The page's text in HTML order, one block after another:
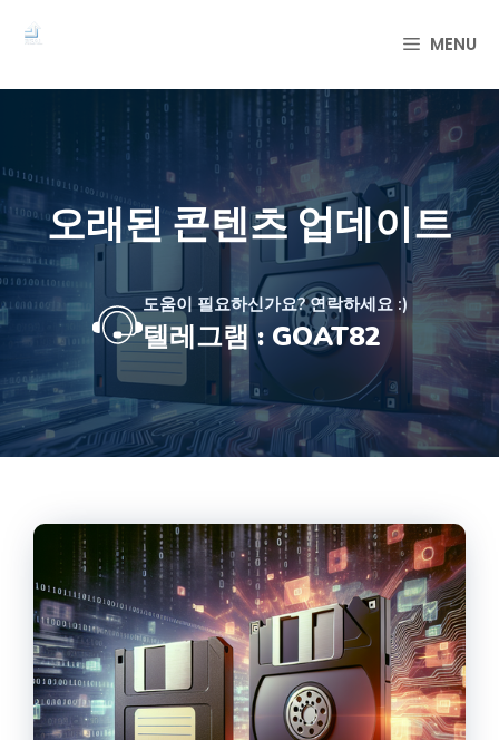
로
뛰
기
MENU
오래된 콘텐츠 업데이트
도움이 필요하신가요? 연락하세요 :)
텔레그램 : GOAT82